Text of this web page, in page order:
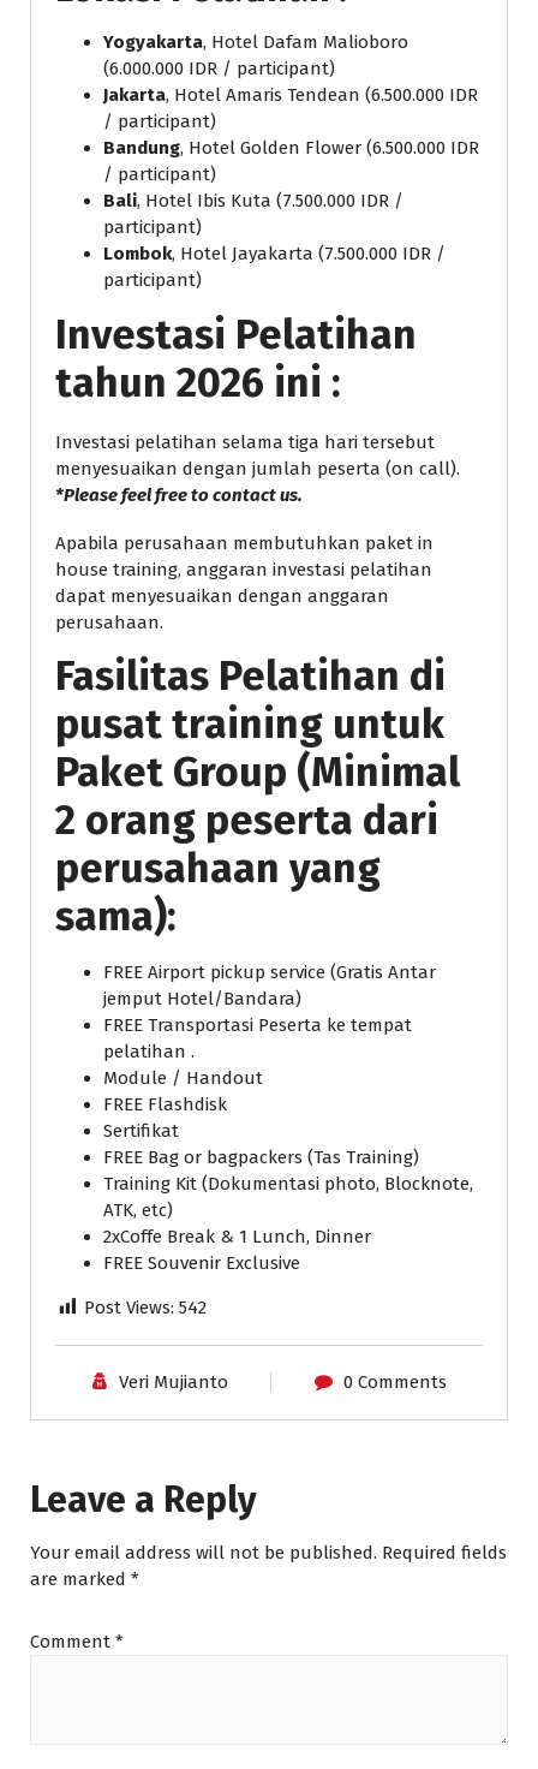
Yogyakarta, Hotel Dafam Malioboro
(6.000.000 IDR / participant)
Jakarta, Hotel Amaris Tendean (6.500.000 IDR
/ participant)
Bandung, Hotel Golden Flower (6.500.000 IDR
/ participant)
Bali, Hotel Ibis Kuta (7.500.000 IDR /
participant)
Lombok, Hotel Jayakarta (7.500.000 IDR /
participant)
Investasi Pelatihan
tahun 2026 ini :
Investasi pelatihan selama tiga hari tersebut
menyesuaikan dengan jumlah peserta (on call).
*Please feel free to contact us.
Apabila perusahaan membutuhkan paket in
house training, anggaran investasi pelatihan
dapat menyesuaikan dengan anggaran
perusahaan.
Fasilitas Pelatihan di
pusat training untuk
Paket Group (Minimal
2 orang peserta dari
perusahaan yang
sama):
FREE Airport pickup service (Gratis Antar
jemput Hotel/Bandara)
FREE Transportasi Peserta ke tempat
pelatihan .
Module / Handout
FREE Flashdisk
Sertifikat
FREE Bag or bagpackers (Tas Training)
Training Kit (Dokumentasi photo, Blocknote,
ATK, etc)
2xCoffe Break & 1 Lunch, Dinner
FREE Souvenir Exclusive
Post Views: 542
Veri Mujianto 0 Comments
Leave a Reply
Your email address will not be published. Required fields
are marked *
Comment *